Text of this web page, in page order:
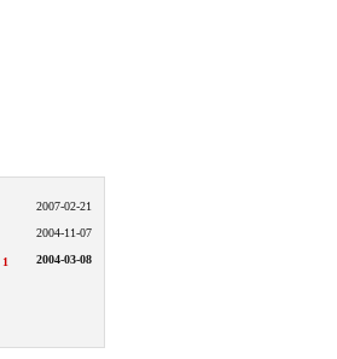
2007-02-21
2004-11-07
1 2004-03-08